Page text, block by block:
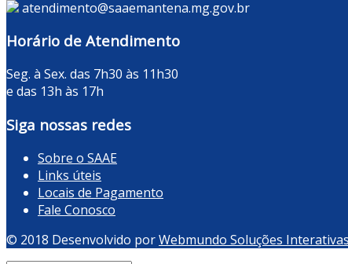
atendimento@saaemantena.mg.gov.br
Horário de Atendimento
Seg. à Sex. das 7h30 às 11h30
e das 13h às 17h
Siga nossas redes
Sobre o SAAE
Links úteis
Locais de Pagamento
Fale Conosco
© 2018 Desenvolvido porWebmundo Soluções Interativas